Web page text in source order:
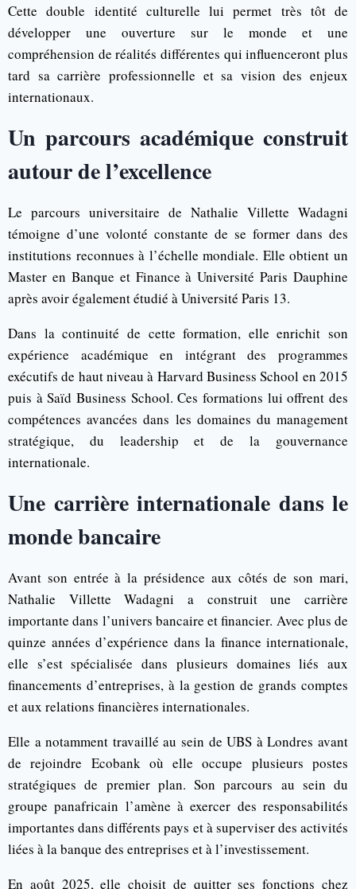
Cette double identité culturelle lui permet très tôt de
développer une ouverture sur le monde et une
compréhension de réalités différentes qui influenceront plus
tard sa carrière professionnelle et sa vision des enjeux
internationaux.
Un parcours académique construit
autour de l’excellence
Le parcours universitaire de Nathalie Villette Wadagni
témoigne d’une volonté constante de se former dans des
institutions reconnues à l’échelle mondiale. Elle obtient un
Master en Banque et Finance àUniversité Paris Dauphine
après avoir également étudié àUniversité Paris 13.
Dans la continuité de cette formation, elle enrichit son
expérience académique en intégrant des programmes
exécutifs de haut niveau à Harvard Business School en 2015
puis àSaïd Business School. Ces formations lui offrent des
compétences avancées dans les domaines du management
stratégique, du leadership et de la gouvernance
internationale.
Une carrière internationale dans le
monde bancaire
Avant son entrée à la présidence aux côtés de son mari,
Nathalie Villette Wadagni a construit une carrière
importante dans l’univers bancaire et financier. Avec plus de
quinze années d’expérience dans la finance internationale,
elle s’est spécialisée dans plusieurs domaines liés aux
financements d’entreprises, à la gestion de grands comptes
et aux relations financières internationales.
Elle a notamment travaillé au sein deUBS à Londres avant
de rejoindre Ecobankoù elle occupe plusieurs postes
stratégiques de premier plan. Son parcours au sein du
groupe panafricain l’amène à exercer des responsabilités
importantes dans différents pays et à superviser des activités
liées à la banque des entreprises et à l’investissement.
En août 2025, elle choisit de quitter ses fonctions chez